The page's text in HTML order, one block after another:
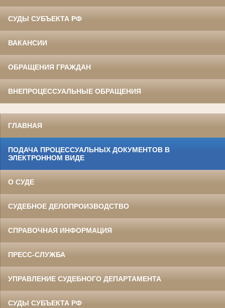
СУДЫ СУБЪЕКТА РФ
ВАКАНСИИ
ОБРАЩЕНИЯ ГРАЖДАН
ВНЕПРОЦЕССУАЛЬНЫЕ ОБРАЩЕНИЯ
ГЛАВНАЯ
ПОДАЧА ПРОЦЕССУАЛЬНЫХ ДОКУМЕНТОВ В
ЭЛЕКТРОННОМ ВИДЕ
О СУДЕ
СУДЕБНОЕ ДЕЛОПРОИЗВОДСТВО
СПРАВОЧНАЯ ИНФОРМАЦИЯ
ПРЕСС-СЛУЖБА
УПРАВЛЕНИЕ СУДЕБНОГО ДЕПАРТАМЕНТА
СУДЫ СУБЪЕКТА РФ